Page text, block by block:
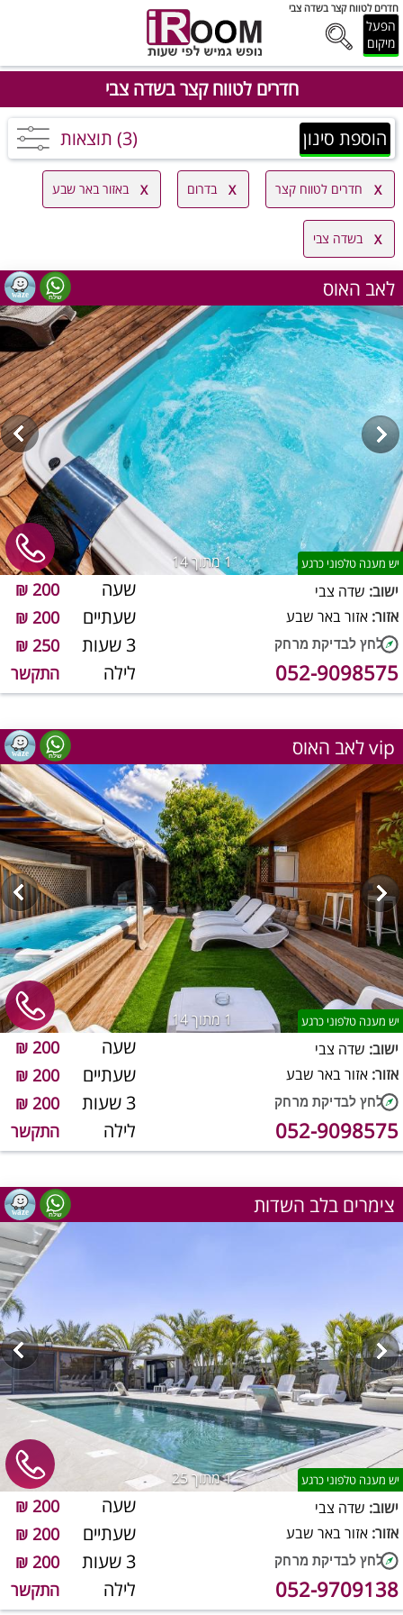
חדרים לטווח קצר בשדה צבי
הפעל
מיקום
חדרים לטווח קצר בשדה צבי
הוספת סינון (3) תוצאות
חדרים לטווח קצר בדרום באזור באר שבע
בשדה צבי
לאב האוס
1מתוך 14 יש מענה טלפוני כרגע
שעה 200 ₪
שעתיים 200 ₪
3 שעות 250 ₪
לילה התקשר
ישוב: שדה צבי
אזור: אזור באר שבע
052-9098575
לאב האוס vip
1 מתוך 14 יש מענה טלפוני כרגע
שעה 200 ₪
שעתיים 200 ₪
3 שעות 200 ₪
לילה התקשר
ישוב: שדה צבי
אזור: אזור באר שבע
052-9098575
צימרים בלב השדות
1מתוך 25 יש מענה טלפוני כרגע
שעה 200 ₪
שעתיים 200 ₪
3 שעות 200 ₪
לילה התקשר
ישוב: שדה צבי
אזור: אזור באר שבע
052-9709138